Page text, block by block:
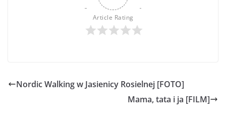
Article Rating
Nordic Walking w Jasienicy Rosielnej [FOTO]
Mama, tata i ja [FILM]